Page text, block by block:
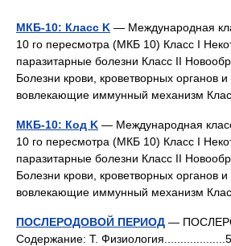
МКБ-10: Класс K — Международная
10 го пересмотра (МКБ 10) Класс I
паразитарные болезни Класс II
Болезни крови, кроветворных органов
вовлекающие иммунный механизм
МКБ-10: Код K — Международная
10 го пересмотра (МКБ 10) Класс I
паразитарные болезни Класс II
Болезни крови, кроветворных органов
вовлекающие иммунный механизм
ПОСЛЕРОДОВОЙ ПЕРИОД —
Содержание: Т.